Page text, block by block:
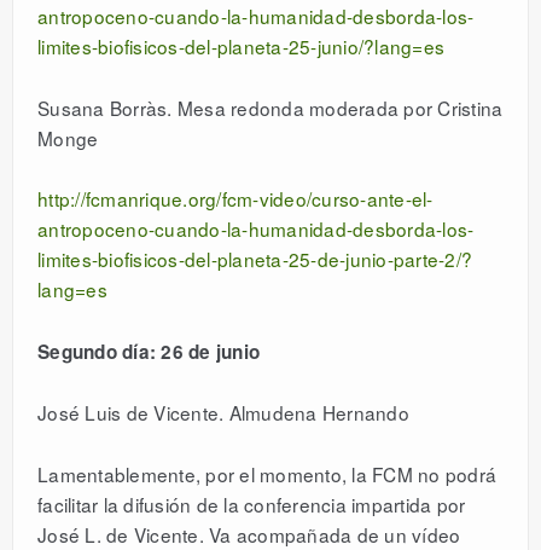
antropoceno-cuando-la-humanidad-desborda-los-
limites-biofisicos-del-planeta-25-junio/?lang=es
Susana Borràs. Mesa redonda moderada por Cristina
Monge
http://fcmanrique.org/fcm-video/curso-ante-el-
antropoceno-cuando-la-humanidad-desborda-los-
limites-biofisicos-del-planeta-25-de-junio-parte-2/?
lang=es
Segundo día: 26 de junio
José Luis de Vicente. Almudena Hernando
Lamentablemente, por el momento, la FCM no podrá
facilitar la difusión de la conferencia impartida por
José L. de Vicente. Va acompañada de un vídeo